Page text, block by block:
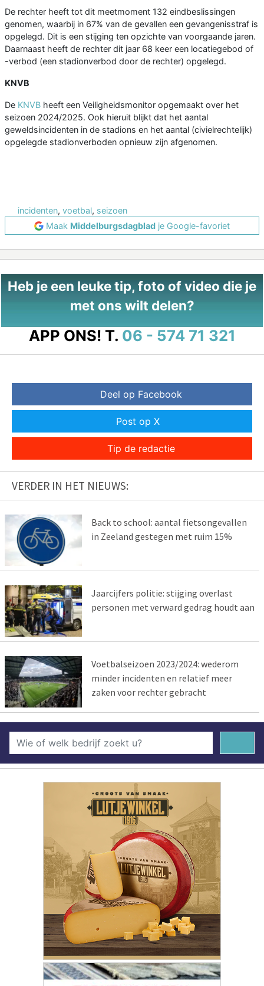
De rechter heeft tot dit meetmoment 132 eindbeslissingen
genomen, waarbij in 67% van de gevallen een gevangenisstraf is
opgelegd. Dit is een stijging ten opzichte van voorgaande jaren.
Daarnaast heeft de rechter dit jaar 68 keer een locatiegebod of
-verbod (een stadionverbod door de rechter) opgelegd.
KNVB
De KNVB heeft een Veiligheidsmonitor opgemaakt over het
seizoen 2024/2025. Ook hieruit blijkt dat het aantal
geweldsincidenten in de stadions en het aantal (civielrechtelijk)
opgelegde stadionverboden opnieuw zijn afgenomen.
incidenten, voetbal, seizoen
Maak Middelburgsdagblad je Google-favoriet
Heb je een leuke tip, foto of video die je
met ons wilt delen?
APP ONS! T. 06 - 574 71 321
Deel op Facebook
Post op X
Tip de redactie
VERDER IN HET NIEUWS:
Back to school: aantal fietsongevallen
in Zeeland gestegen met ruim 15%
Jaarcijfers politie: stijging overlast
personen met verward gedrag houdt aan
Voetbalseizoen 2023/2024: wederom
minder incidenten en relatief meer
zaken voor rechter gebracht